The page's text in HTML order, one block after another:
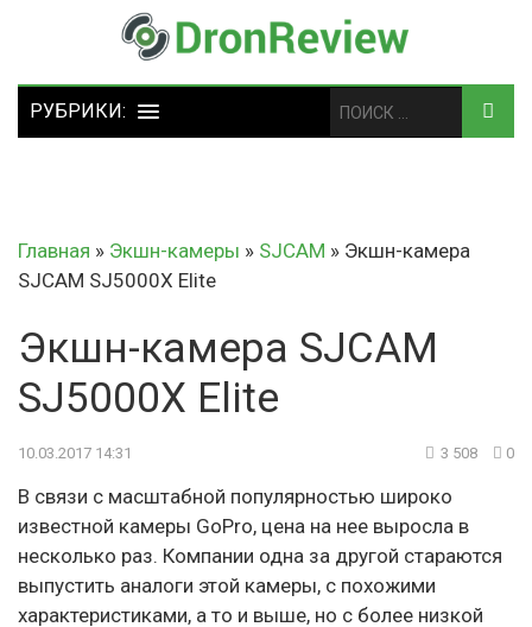
Главная » Экшн-камеры » SJCAM » Экшн-камера
SJCAM SJ5000X Elite
Экшн-камера SJCAM
SJ5000X Elite
10.03.2017 14:31 3 508 0
В связи с масштабной популярностью широко
известной камеры GoPro, цена на нее выросла в
несколько раз. Компании одна за другой стараются
выпустить аналоги этой камеры, с похожими
характеристиками, а то и выше, но с более низкой